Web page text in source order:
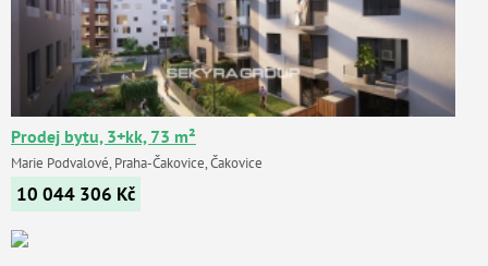
Prodej bytu, 3+kk, 73 m²
Marie Podvalové, Praha-Čakovice, Čakovice
10 044 306 Kč